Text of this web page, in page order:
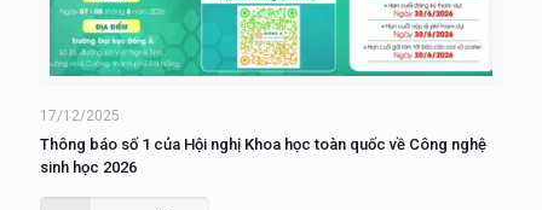
17/12/2025
Thông báo số 1 của Hội nghị Khoa học toàn quốc về Công nghệ
sinh học 2026